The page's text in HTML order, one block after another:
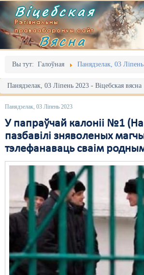
Віцебская
Рэгіянальны
праваабарончы сайт
Вясна
Вы тут: Галоўная Панядзелак, 03
Панядзелак, 03 Ліпень 2023 - Віцебская вясна
Панядзелак, 03 Ліпень 2023
У папраўчай калоніі №1
пазбавілі зняволеных
тэлефанаваць сваім родным
Галоўная
Адміністрацыйны перасьлед
Акцыі
Выбары
Грамадзянскія ініцыятывы
Дзяржава
Дыскрымінацыя
Затрыманьні
Карная псыхіятрыя
КПЧ ААН
Культурныя правы
Выданьні
Відэа
Пра нас
RSS